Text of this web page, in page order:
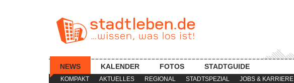
KOMPAKT AKTUELLES REGIONAL STADTSPEZIAL JOBS & KARRIERE
NEWS KALENDER FOTOS STADTGUIDE